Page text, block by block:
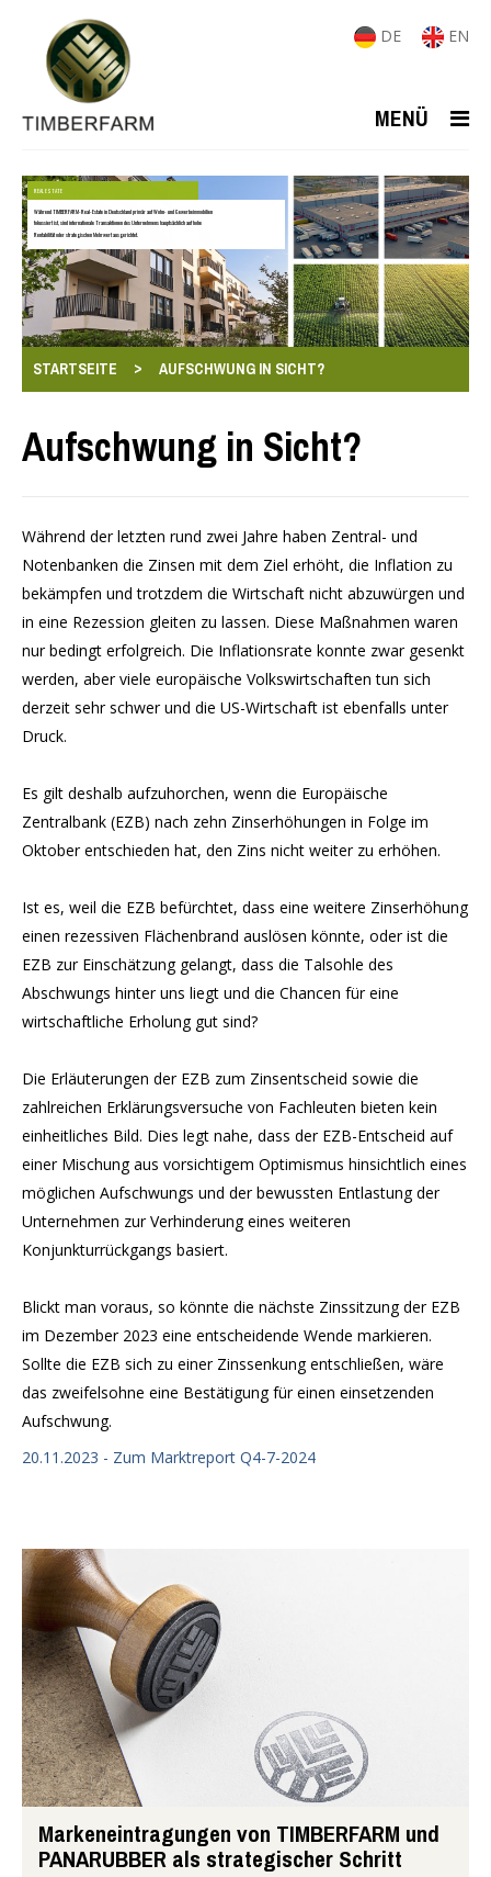
DE EN
MENÜ
REAL ESTATE
Während TIMBERFARM-Real-Estate in Deutschland primär auf Wohn- und Gewerbeimmobilien
Rentabilität oder strategischen Mehrwert ausgerichtet.
fokussiert ist, sind internationale Transaktionen des Unternehmens hauptsächlich auf hohe
STARTSEITE > AUFSCHWUNG IN SICHT?
Aufschwung in Sicht?
Während der letzten rund zwei Jahre haben Zentral- und
Notenbanken die Zinsen mit dem Ziel erhöht, die Inflation zu
bekämpfen und trotzdem die Wirtschaft nicht abzuwürgen und
in eine Rezession gleiten zu lassen. Diese Maßnahmen waren
nur bedingt erfolgreich. Die Inflationsrate konnte zwar gesenkt
werden, aber viele europäische Volkswirtschaften tun sich
derzeit sehr schwer und die US-Wirtschaft ist ebenfalls unter
Druck.
Es gilt deshalb aufzuhorchen, wenn die Europäische
Zentralbank (EZB) nach zehn Zinserhöhungen in Folge im
Oktober entschieden hat, den Zins nicht weiter zu erhöhen.
Ist es, weil die EZB befürchtet, dass eine weitere Zinserhöhung
einen rezessiven Flächenbrand auslösen könnte, oder ist die
EZB zur Einschätzung gelangt, dass die Talsohle des
Abschwungs hinter uns liegt und die Chancen für eine
wirtschaftliche Erholung gut sind?
Die Erläuterungen der EZB zum Zinsentscheid sowie die
zahlreichen Erklärungsversuche von Fachleuten bieten kein
einheitliches Bild. Dies legt nahe, dass der EZB-Entscheid auf
einer Mischung aus vorsichtigem Optimismus hinsichtlich eines
möglichen Aufschwungs und der bewussten Entlastung der
Unternehmen zur Verhinderung eines weiteren
Konjunkturrückgangs basiert.
Blickt man voraus, so könnte die nächste Zinssitzung der EZB
im Dezember 2023 eine entscheidende Wende markieren.
Sollte die EZB sich zu einer Zinssenkung entschließen, wäre
das zweifelsohne eine Bestätigung für einen einsetzenden
Aufschwung.
20.11.2023 - Zum Marktreport Q4-7-2024
Markeneintragungen von TIMBERFARM und
PANARUBBER als strategischer Schritt